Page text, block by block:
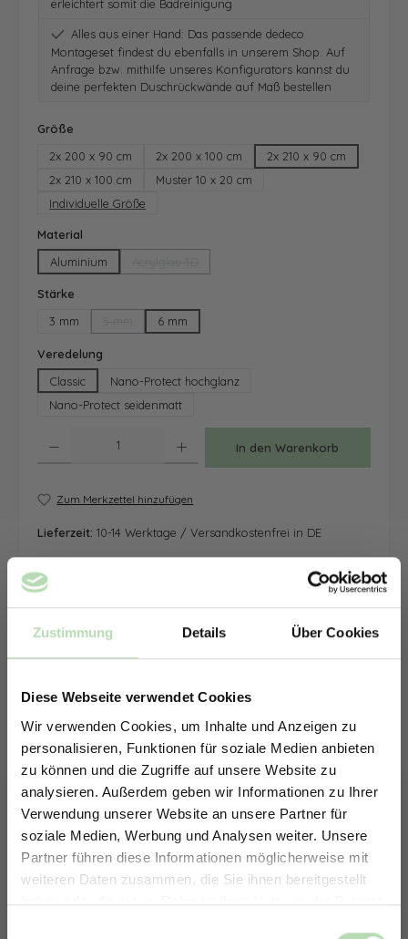
Zustimmung Details Über Cookies
Diese Webseite verwendet Cookies
Wir verwenden Cookies, um Inhalte und Anzeigen zu
personalisieren, Funktionen für soziale Medien anbieten
zu können und die Zugriffe auf unsere Website zu
analysieren. Außerdem geben wir Informationen zu Ihrer
Verwendung unserer Website an unsere Partner für
soziale Medien, Werbung und Analysen weiter. Unsere
Partner führen diese Informationen möglicherweise mit
weiteren Daten zusammen, die Sie ihnen bereitgestellt
haben oder die sie im Rahmen Ihrer Nutzung der Dienste
erleichtert somit die Badreinigung
Alles aus einer Hand: Das passende dedeco
Montageset findest du ebenfalls in unserem Shop. Auf
Anfrage bzw. mithilfe unseres Konfigurators kannst du
deine perfekten Duschrückwände auf Maß bestellen
Größe
2x 200 x 90 cm
2x 200 x 100 cm
2x 210 x 90 cm
2x 210 x 100 cm
Muster 10 x 20 cm
Individuelle Größe
Material
Aluminium
Stärke
3 mm
(Diese Option ist zurzeit nicht verfügbar.)
6 mm
Veredelung
Classic
Nano-Protect hochglanz
Nano-Protect seidenmatt
In den Warenkorb
Zum Merkzettel hinzufügen
Lieferzeit: 10-14 Werktage / Versandkostenfrei in DE
ERHALTE 5% RABATT AUF
DEINE RÜCKWÄNDE